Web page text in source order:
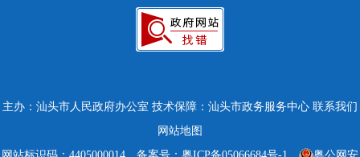
主办：汕头市人民政府办公室 技术保障：汕头市政务服务中心 联系我们
网站地图